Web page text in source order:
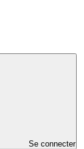
Se connecter